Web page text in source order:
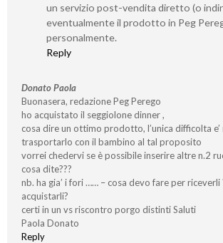
un servizio post-vendita diretto (o
eventualmente il prodotto in Peg
personalmente.
Reply
Donato Paola
Buonasera, redazione Peg Perego
ho acquistato il seggiolone dinner ,
cosa dire un ottimo prodotto, l’unica difficolta e’
trasportarlo con il bambino al tal proposito
vorrei chedervi se è possibile inserire altre n.2
cosa dite???
nb. ha gia’ i fori …… – cosa devo fare per riceverli
acquistarli?
certi in un vs riscontro porgo distinti Saluti
Paola Donato
Reply